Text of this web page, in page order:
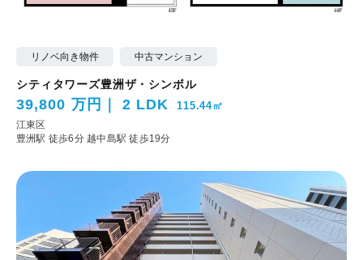
リノベ向き物件 中古マンション
シティタワーズ豊洲ザ・シンボル
39,800 万円 2 LDK 115.44㎡
江東区
豊洲駅 徒歩6分 越中島駅 徒歩19分